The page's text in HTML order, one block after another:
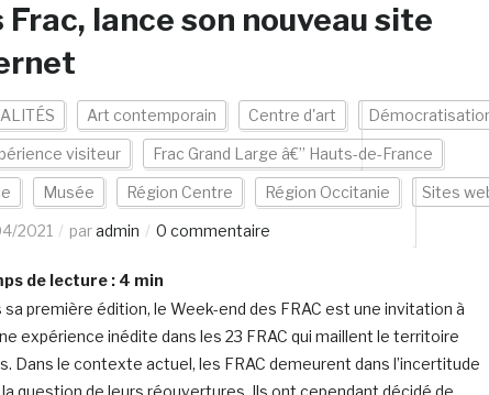
Frac, lance son nouveau site
Art contemporain Centre d'art
visiteur Frac Grand Large â€” Hauts-de-France
Musée Région Centre Région Occitanie Sites
2021 paradmin 0 commentaire
de lecture : 4 min
sa première édition, le Week-end des FRAC est une invitation à
expérience inédite dans les 23 FRAC qui maillent le territoire
Dans le contexte actuel, les FRAC demeurent dans l’incertitude
question de leurs réouvertures. Ils ont cependant décidé de